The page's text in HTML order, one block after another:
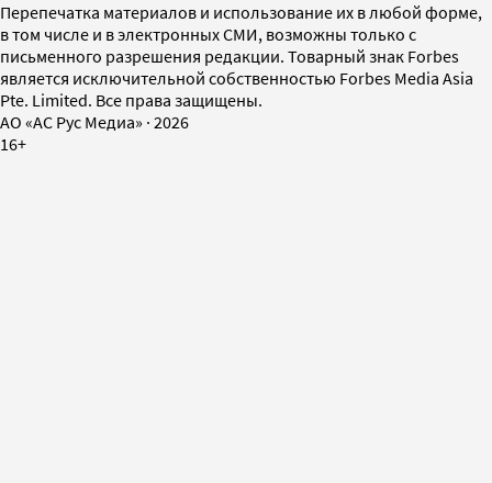
Перепечатка материалов и использование их в любой форме,
в том числе и в электронных СМИ, возможны только с
письменного разрешения редакции. Товарный знак Forbes
является исключительной собственностью Forbes Media Asia
Pte. Limited. Все права защищены.
AO «АС Рус Медиа» · 2026
16+